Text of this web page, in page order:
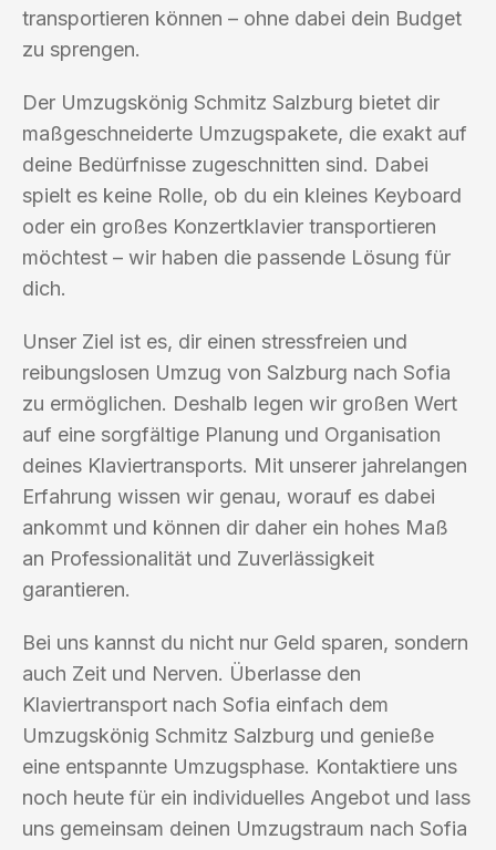
transportieren können – ohne dabei dein Budget
zu sprengen.
Der Umzugskönig Schmitz Salzburg bietet dir
maßgeschneiderte Umzugspakete, die exakt auf
deine Bedürfnisse zugeschnitten sind. Dabei
spielt es keine Rolle, ob du ein kleines Keyboard
oder ein großes Konzertklavier transportieren
möchtest – wir haben die passende Lösung für
dich.
Unser Ziel ist es, dir einen stressfreien und
reibungslosen Umzug von Salzburg nach Sofia
zu ermöglichen. Deshalb legen wir großen Wert
auf eine sorgfältige Planung und Organisation
deines Klaviertransports. Mit unserer jahrelangen
Erfahrung wissen wir genau, worauf es dabei
ankommt und können dir daher ein hohes Maß
an Professionalität und Zuverlässigkeit
garantieren.
Bei uns kannst du nicht nur Geld sparen, sondern
auch Zeit und Nerven. Überlasse den
Klaviertransport nach Sofia einfach dem
Umzugskönig Schmitz Salzburg und genieße
eine entspannte Umzugsphase. Kontaktiere uns
noch heute für ein individuelles Angebot und lass
uns gemeinsam deinen Umzugstraum nach Sofia